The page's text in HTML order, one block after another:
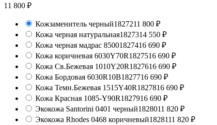
11 800 ₽
Кожзаменитель черный1827211 800 ₽
Кожа черная натуральная1827314 550 ₽
Кожа черная мадрас 85001827416 690 ₽
Кожа коричневая 6030Y70R1827516 690 ₽
Кожа Св.Бежевая 1010Y20R1827616 690 ₽
Кожа Бордовая 6030R10B1827716 690 ₽
Кожа Темн.Бежевая 1515Y40R1827816 690 ₽
Кожа Красная 1085-Y90R1827916 690 ₽
Экокожа Santorini 0401 черный1828011 820 ₽
Экокожа Rhodes 0468 коричневый1828111 820 ₽